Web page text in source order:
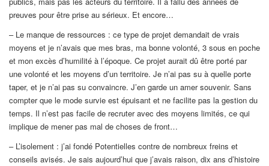
preuves pour être prise au sérieux. Et encore…
– Le manque de ressources : ce type de projet demandait de vrais
moyens et je n’avais que mes bras, ma bonne volonté, 3 sous en poche
et mon excès d’humilité à l’époque. Ce projet aurait dû être porté par
une volonté et les moyens d’un territoire. Je n’ai pas su à quelle porte
taper, et je n’ai pas su convaincre. J’en garde un amer souvenir. Sans
compter que le mode survie est épuisant et ne facilite pas la gestion du
temps. Il n’est pas facile de recruter avec des moyens limités, ce qui
implique de mener pas mal de choses de front…
– L’isolement : j’ai fondé Potentielles contre de nombreux freins et
conseils avisés. Je sais aujourd’hui que j’avais raison, dix ans d’histoire